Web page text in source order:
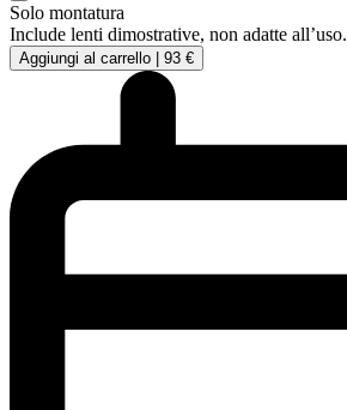
Solo montatura
Include lenti dimostrative, non adatte all’uso.
Aggiungi al carrello | 93 €